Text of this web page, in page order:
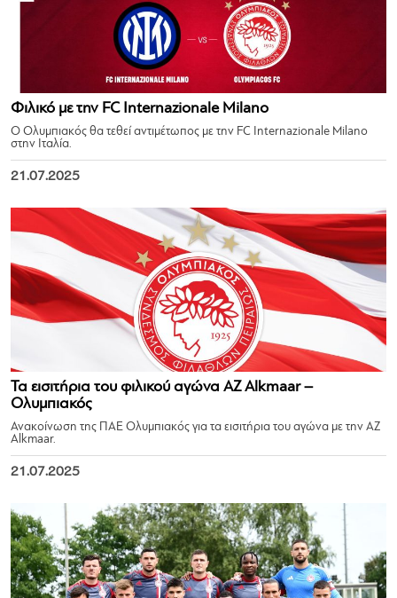
Φιλικό με την FC Internazionale Milano
Ο Ολυμπιακός θα τεθεί αντιμέτωπος με την FC Internazionale Milano
στην Ιταλία.
21.07.2025
Τα εισιτήρια του φιλικού αγώνα AZ Alkmaar –
Ολυμπιακός
Ανακοίνωση της ΠΑΕ Ολυμπιακός για τα εισιτήρια του αγώνα με την AZ
Alkmaar.
21.07.2025